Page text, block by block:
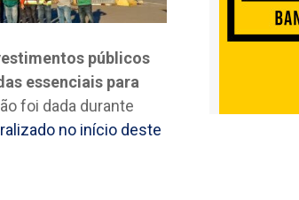
públicos
essenciais para
foi dada durante
no início deste